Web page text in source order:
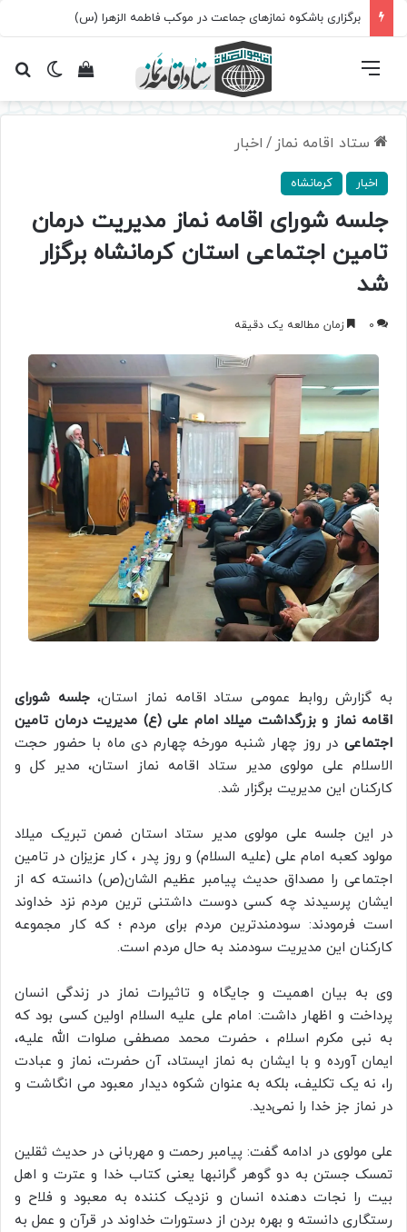
برگزاری باشکوه نمازهای جماعت در موکب فاطمه الزهرا (س)
تغییرمشاهده فهرست
ستاد اقامه نماز / اخبار
اخبار کرمانشاه
جلسه شورای اقامه نماز مدیریت درمان
تامین اجتماعی استان کرمانشاه برگزار
شد
0 زمان مطالعه یک دقیقه
به گزارش روابط عمومی ستاد اقامه نماز استان،جلسه شورای
اقامه نماز و بزرگداشت میلاد امام علی (ع) مدیریت درمان تامین
اجتماعی در روز چهار شنبه مورخه چهارم دی ماه با حضور حجت
الاسلام علی مولوی مدیر ستاد اقامه نماز استان، مدیر کل و
کارکنان این مدیریت برگزار شد.
در این جلسه علی مولوی مدیر ستاد استان ضمن تبریک میلاد
مولود کعبه امام علی (علیه السلام) و روز پدر ، کار عزیزان در تامین
اجتماعی را مصداق حدیث پیامبر عظیم الشان(ص) دانسته که از
ایشان پرسیدند چه کسی دوست داشتنی ترین مردم نزد خداوند
است فرمودند: سودمندترین مردم برای مردم ؛ که کار مجموعه
کارکنان این مدیریت سودمند به حال مردم است.
وی به بیان اهمیت و جایگاه و تاثیرات نماز در زندگی انسان
پرداخت و اظهار داشت: امام علی علیه السلام اولین کسی بود که
به نبی مکرم اسلام ، حضرت محمد مصطفی صلوات الله علیه،
ایمان آورده و با ایشان به نماز ایستاد، آن حضرت، نماز و عبادت
را، نه یک تکلیف، بلکه به عنوان شکوه دیدار معبود می انگاشت و
در نماز جز خدا را نمی‌دید.
علی مولوی در ادامه گفت: پیامبر رحمت و مهربانی در حدیث ثقلین
تمسک جستن به دو گوهر گرانبها یعنی کتاب خدا و عترت و اهل
بیت را نجات دهنده انسان و نزدیک کننده به معبود و فلاح و
رستگاری دانسته و بهره بردن از دستورات خداوند در قرآن و عمل به